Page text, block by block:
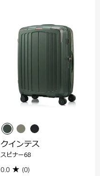
クインテス
スピナー68
0.0 (0)